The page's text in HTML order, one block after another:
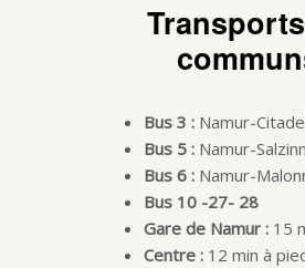
Bus 3 : Namur-
Bus 5 : Namur-
Bus 6 : Namur-
Bus 10 -27- 28
Gare de Namur : 15
Centre : 12 min à